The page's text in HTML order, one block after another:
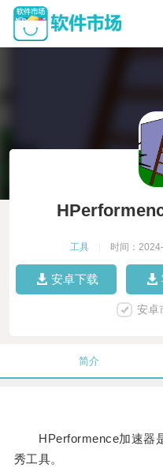
工具 时间：
安卓下载
安卓
简介
HPerformence加速器是
秀工具。